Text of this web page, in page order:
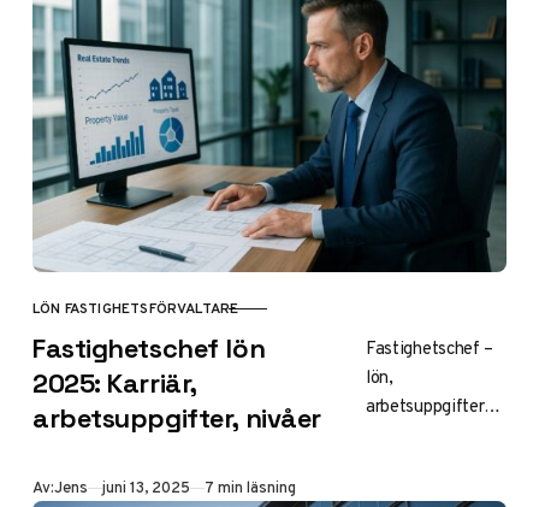
KATEGORI
LÖN FASTIGHETSFÖRVALTARE
Fastighetschef lön
2025: Karriär,
arbetsuppgifter, nivåer
Fastighetschef –
lön,
arbetsuppgifter
Av:Jens Publicerad
juni 13, 2025 7 min läsning